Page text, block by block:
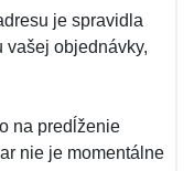
je spravidla
vašej objednávky,
na predĺženie
nie je momentálne